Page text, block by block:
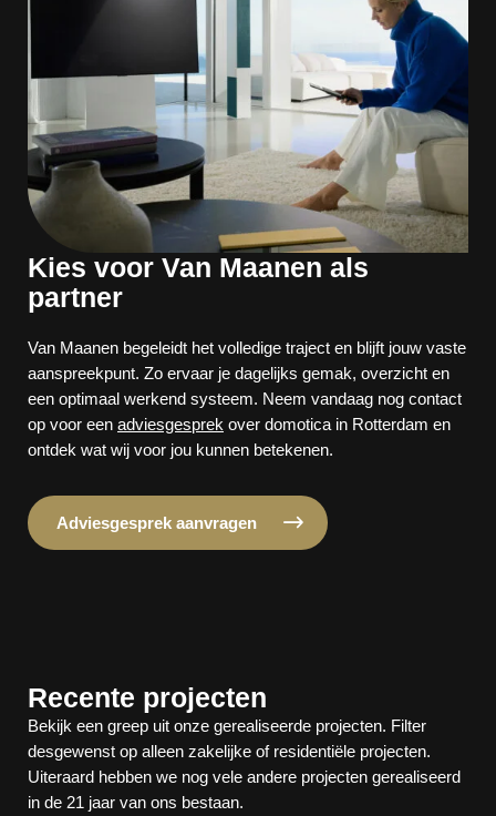
Kies voor Van Maanen als
partner
Van Maanen begeleidt het volledige traject en blijft jouw vaste
aanspreekpunt. Zo ervaar je dagelijks gemak, overzicht en
een optimaal werkend systeem. Neem vandaag nog contact
op voor een adviesgesprek over domotica in Rotterdam en
ontdek wat wij voor jou kunnen betekenen.
Adviesgesprek aanvragen
Recente projecten
Bekijk een greep uit onze gerealiseerde projecten. Filter
desgewenst op alleen zakelijke of residentiële projecten.
Uiteraard hebben we nog vele andere projecten gerealiseerd
in de 21 jaar van ons bestaan.